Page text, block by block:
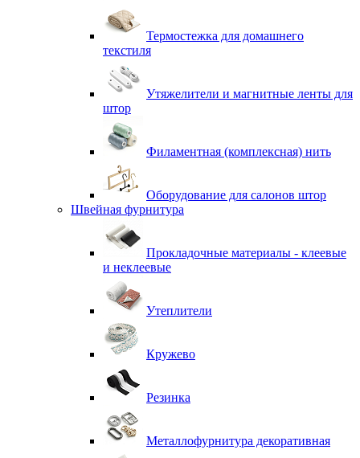
Термостежка для домашнего
текстиля
Утяжелители и магнитные ленты для
штор
Филаментная (комплексная) нить
Оборудование для салонов штор
Швейная фурнитура
Прокладочные материалы - клеевые
и неклеевые
Утеплители
Кружево
Резинка
Металлофурнитура декоративная